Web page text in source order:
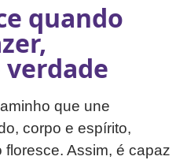
quando
que une
corpo e espírito,
floresce. Assim, é capaz